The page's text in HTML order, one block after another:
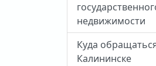
недвижимости
Куда
Калининске